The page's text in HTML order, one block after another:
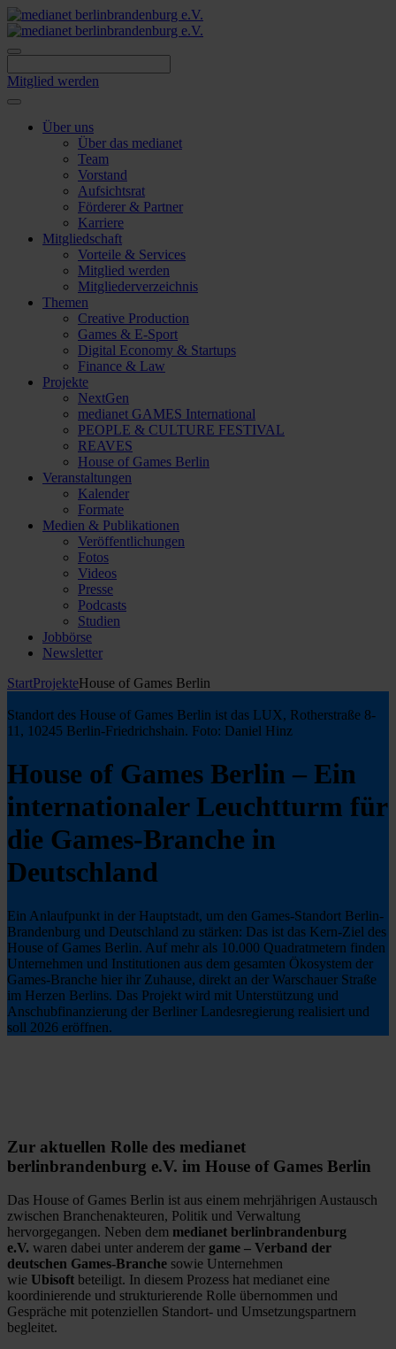
Skip
to
content
Mitglied werden
Über uns
Über das medianet
Team
Vorstand
Aufsichtsrat
Förderer & Partner
Karriere
Mitgliedschaft
Vorteile & Services
Mitglied werden
Mitgliederverzeichnis
Themen
Creative Production
Games & E-Sport
Digital Economy & Startups
Finance & Law
Projekte
NextGen
medianet GAMES International
PEOPLE & CULTURE FESTIVAL
REAVES
House of Games Berlin
Veranstaltungen
Kalender
Formate
Medien & Publikationen
Veröffentlichungen
Fotos
Videos
Presse
Podcasts
Studien
Jobbörse
Newsletter
StartProjekteHouse of Games Berlin
Standort des House of Games Berlin ist das LUX, Rotherstraße 8-
11, 10245 Berlin-Friedrichshain. Foto: Daniel Hinz
House of Games Berlin – Ein
internationaler Leuchtturm für
die Games-Branche in
Deutschland
Ein Anlaufpunkt in der Hauptstadt, um den Games-Standort Berlin-
Brandenburg und Deutschland zu stärken: Das ist das Kern-Ziel des
House of Games Berlin. Auf mehr als 10.000 Quadratmetern finden
Unternehmen und Institutionen aus dem gesamten Ökosystem der
Games-Branche hier ihr Zuhause, direkt an der Warschauer Straße
im Herzen Berlins. Das Projekt wird mit Unterstützung und
Anschubfinanzierung der Berliner Landesregierung realisiert und
soll 2026 eröffnen.
Zur aktuellen Rolle des medianet
berlinbrandenburg e.V. im House of Games Berlin
Das House of Games Berlin ist aus einem mehrjährigen Austausch
zwischen Branchenakteuren, Politik und Verwaltung
hervorgegangen. Neben dem medianet berlinbrandenburg
e.V. waren dabei unter anderem der game – Verband der
deutschen Games-Branche sowie Unternehmen
wie Ubisoft beteiligt. In diesem Prozess hat medianet eine
koordinierende und strukturierende Rolle übernommen und
Gespräche mit potenziellen Standort- und Umsetzungspartnern
begleitet.